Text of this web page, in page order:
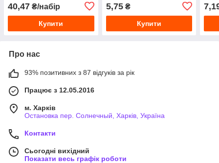
40,47 ₴/набір
Купити
5,75₴
Купити
Про нас
93% позитивних з 87 відгуків за рік
Працює з 12.05.2016
м. Харків
Остановка пер. Солнечный, Харків, Україна
Контакти
Сьогодні вихідний
Показати весь графік роботи